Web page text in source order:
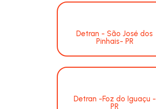
Detran - São José dos
Pinhais- PR
Detran -Foz do Iguaçu -
PR